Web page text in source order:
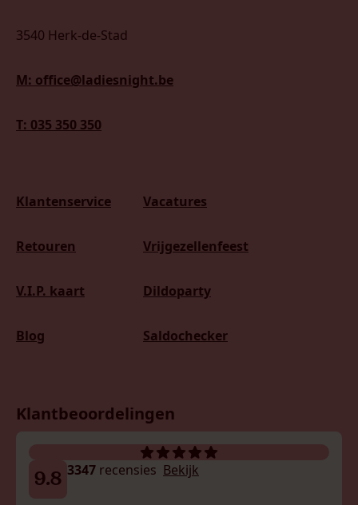
3540 Herk-de-Stad
M: office@ladiesnight.be
T: 035 350 350
Klantenservice
Retouren
V.I.P. kaart
Blog
Vacatures
Vrijgezellenfeest
Dildoparty
Saldochecker
Klantbeoordelingen
9.8 3347 recensies Bekijk